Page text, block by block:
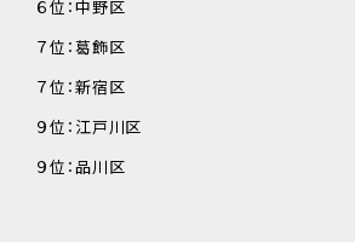
６位：中野区
７位：葛飾区
７位：新宿区
９位：江戸川区
９位：品川区